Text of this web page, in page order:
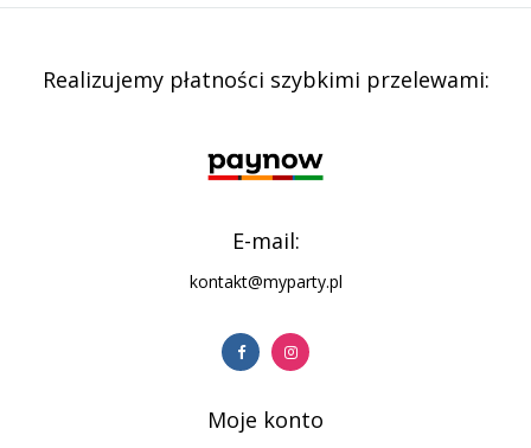
Realizujemy płatności szybkimi przelewami:
E-mail:
kontakt@myparty.pl
Moje konto